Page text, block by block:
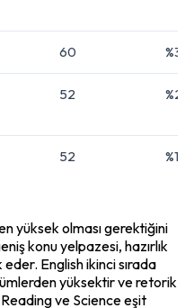
60
52
52
yüksek olması gerektiğini
konu yelpazesi, hazırlık
English ikinci sırada
yüksektir ve retorik
ve Science eşit